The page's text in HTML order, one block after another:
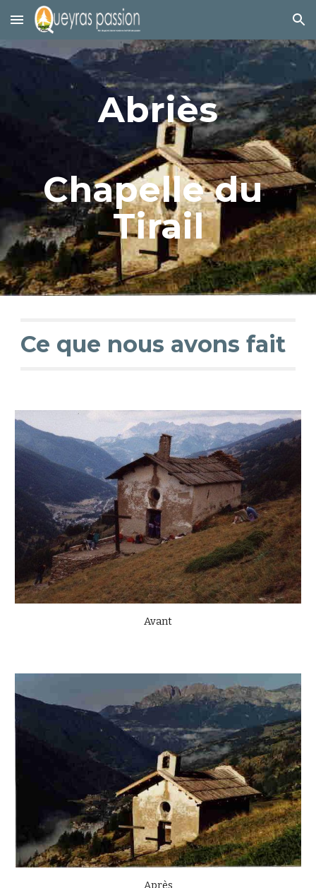
Skip to main content Skip to navigation
Abriès
Chapelle du
Tirail
Ce que nous avons fait
Avant